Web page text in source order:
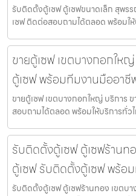
รับติดตั้งตู้เซฟ ตู้เซฟขนาดเล็ก สุพ
เซฟ ติดต่อสอบถามได้ตลอด พร้อมใ
ขายตู้เซฟ เขตบางกอกให
ตู้เซฟ พร้อมทีมงานมืออาชี
ขายตู้เซฟ เขตบางกอกใหญ่ บริการ
สอบถามได้ตลอด พร้อมให้บริการทั่ว
รับติดตั้งตู้เซฟ ตู้เซฟร้านท
ตู้เซฟ รับติดตั้งตู้เซฟ พร้อ
รับติดตั้งตู้เซฟ ตู้เซฟร้านทอง เขตบ